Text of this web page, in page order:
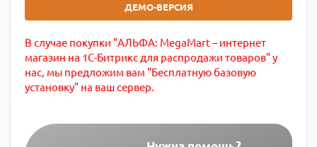
ДЕМО-ВЕРСИЯ
В случае покупки "АЛЬФА: MegaMart – интернет
магазин на 1С-Битрикс для распродажи товаров" у
нас, мы предложим вам "Бесплатную базовую
установку" на ваш сервер.